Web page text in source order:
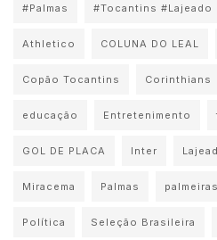
#Palmas #Tocantins #Lajeado
Athletico COLUNA DO LEAL
Copão Tocantins Corinthians
educação Entretenimento
GOL DE PLACA Inter
Miracema Palmas palmeiras
Política Seleção Brasileira